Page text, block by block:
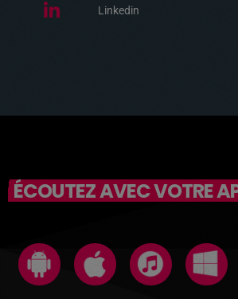
Linkedin
ÉCOUTEZ AVEC VOTRE